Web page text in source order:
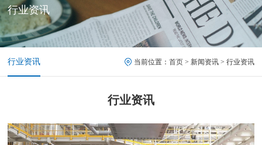
行业资讯
行业资讯 当前位置： 首页> 新闻资讯 > 行业资讯
行业资讯